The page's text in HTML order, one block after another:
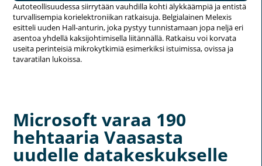
Autoteollisuudessa siirrytään vauhdilla kohti älykkäämpiä ja entistä
turvallisempia korielektroniikan ratkaisuja. Belgialainen Melexis
esitteli uuden Hall-anturin, joka pystyy tunnistamaan jopa neljä eri
asentoa yhdellä kaksijohtimisella liitännällä. Ratkaisu voi korvata
useita perinteisiä mikrokytkimiä esimerkiksi istuimissa, ovissa ja
tavaratilan lukoissa.
Microsoft varaa 190
hehtaaria Vaasasta
uudelle datakeskukselle